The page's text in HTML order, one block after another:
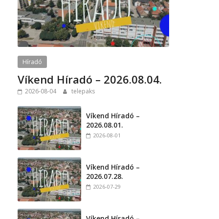
Híradó
Víkend Híradó – 2026.08.04.
2026-08-04 telepaks
Víkend Híradó –
2026.08.01.
2026-08-01
Víkend Híradó –
2026.07.28.
2026-07-29